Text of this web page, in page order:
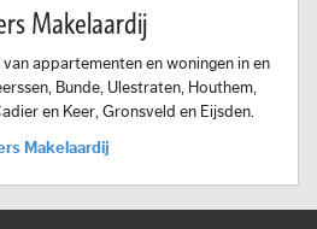
Makelaardij
appartementen en woningen in en
Bunde, Ulestraten, Houthem,
en Keer, Gronsveld en Eijsden.
Makelaardij